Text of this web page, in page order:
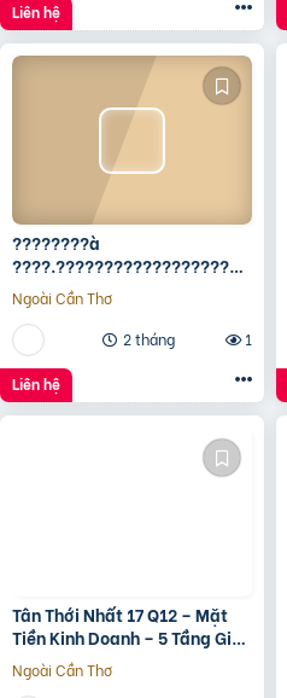
Liên hệ
????????à
????.????????????????????,
???????????????? ????
ộ???? ????????ấ????, ????
ó???? ???? ????ặ????
????????ề????
????????????, ????????á
????.???? ????ỷ
Ngoài Cần Thơ
2 tháng
1
Liên hệ
Tân Thới Nhất 17 Q12 – Mặt
Tiền Kinh Doanh – 5 Tầng Giá
13.6 Tỷ
Ngoài Cần Thơ